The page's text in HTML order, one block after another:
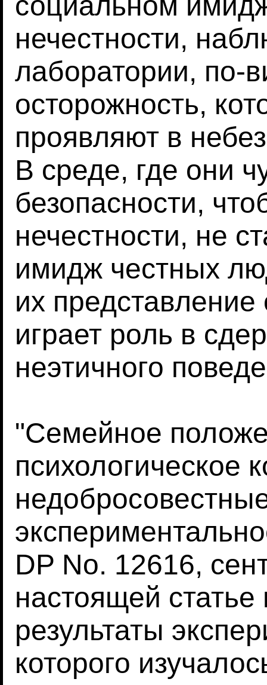
нечестности,
лаборатории, по-
осторожность,
проявляют в
В среде, где они
безопасности,
нечестности, не
имидж честных
их
играет роль в
неэтичного
"Семейное
психологическое
DP No. 12616,
настоящей
результаты
которого